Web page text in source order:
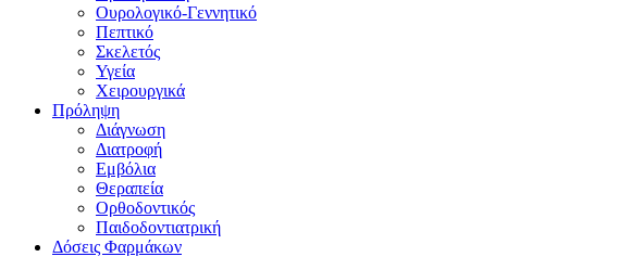
Ουρολογικό-Γεννητικό
Πεπτικό
Σκελετός
Υγεία
Χειρουργικά
Πρόληψη
Διάγνωση
Διατροφή
Εμβόλια
Θεραπεία
Ορθοδοντικός
Παιδοδοντιατρική
Δόσεις Φαρμάκων